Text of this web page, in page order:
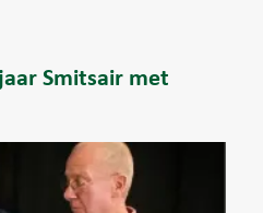
Smitsair met